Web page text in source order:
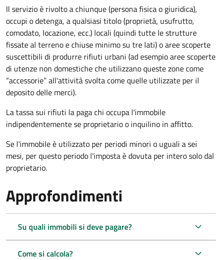
Il servizio è rivolto a chiunque (persona fisica o giuridica),
occupi o detenga, a qualsiasi titolo (proprietà, usufrutto,
comodato, locazione, ecc.) locali (quindi tutte le strutture
fissate al terreno e chiuse minimo su tre lati) o aree scoperte
suscettibili di produrre rifiuti urbani (ad esempio aree scoperte
di utenze non domestiche che utilizzano queste zone come
“accessorie” all'attività svolta come quelle utilizzate per il
deposito delle merci).
La tassa sui rifiuti la paga chi occupa l'immobile
indipendentemente se proprietario o inquilino in affitto.
Se l'immobile è utilizzato per periodi minori o uguali a sei
mesi, per questo periodo l'imposta è dovuta per intero solo dal
proprietario.
Approfondimenti
Su quali immobili si deve pagare?
Come si calcola?